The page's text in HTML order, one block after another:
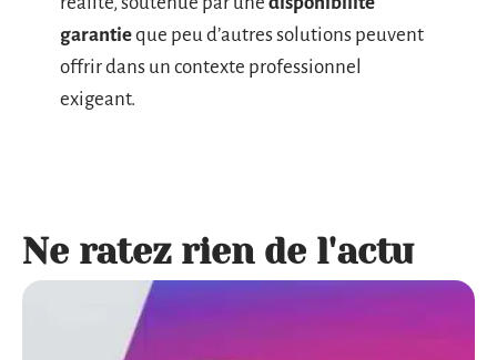
garantieque peu d’autres solutions peuvent
offrir dans un contexte professionnel
exigeant.
Ne ratez rien de l'actu